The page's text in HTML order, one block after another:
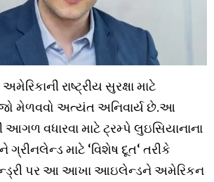
રાષ્ટ્રીય સુરક્ષા માટે
મેળવવો અત્યંત અનિવાર્ય છે.આ
આગળ વધારવા માટે ટ્રમ્પે લુઇસિયાનાના
ગ્રીનલેન્ડ માટે ‘વિશેષ દૂત‘ તરીકે
પર આ આખા આઇલેન્ડને અમેરિકન